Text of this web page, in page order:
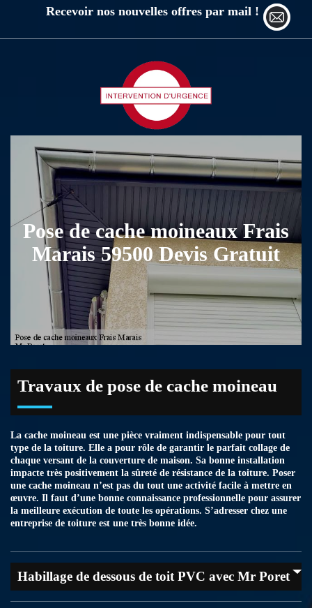
Recevoir nos nouvelles offres par mail !
Pose de cache moineaux Frais
Marais 59500 Devis Gratuit
Travaux de pose de cache moineau
La cache moineau est une pièce vraiment indispensable pour tout
type de la toiture. Elle a pour rôle de garantir le parfait collage de
chaque versant de la couverture de maison. Sa bonne installation
impacte très positivement la sûreté de résistance de la toiture. Poser
une cache moineau n’est pas du tout une activité facile à mettre en
œuvre. Il faut d’une bonne connaissance professionnelle pour assurer
la meilleure exécution de toute les opérations. S’adresser chez une
entreprise de toiture est une très bonne idée.
Habillage de dessous de toit PVC avec Mr Poret